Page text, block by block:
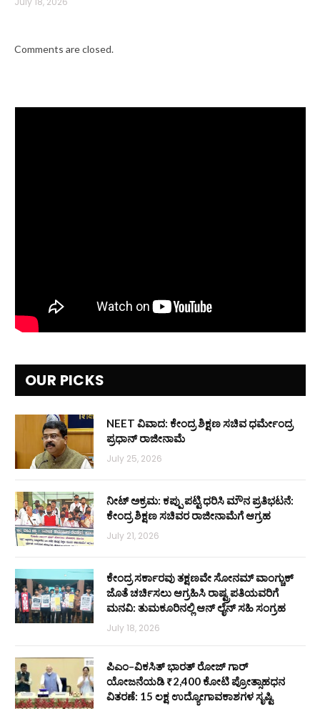
Comments are closed.
OUR PICKS
NEET ವಿವಾದ: ಕೇಂದ್ರ ಶಿಕ್ಷಣ ಸಚಿವ ಧರ್ಮೇಂದ್ರ
ಪ್ರಧಾನ್ ರಾಜೀನಾಮೆ
July 25, 2026
ನೀಟ್ ಅಕ್ರಮ: ಕಪ್ಪು ಪಟ್ಟಿ ಧರಿಸಿ ಮೌನ ಪ್ರತಿಭಟನೆ:
ಕೇಂದ್ರ ಶಿಕ್ಷಣ ಸಚಿವರ ರಾಜೀನಾಮೆಗೆ ಆಗ್ರಹ
July 21, 2026
ಕೇಂದ್ರ ಸರ್ಕಾರವು ತಕ್ಷಣವೇ ಸೋನಮ್ ವಾಂಗ್ಚುಕ್
ಜೊತೆ ಚರ್ಚಿಸಲು ಆಗ್ರಹಿಸಿ ರಾಷ್ಟ್ರಪತಿಯವರಿಗೆ
ಮನವಿ: ತುಮಕೂರಿನಲ್ಲಿ ಆನ್‌ ಲೈನ್ ಸಹಿ ಸಂಗ್ರಹ
July 18, 2026
ಪಿಎಂ–ವಿಕಸಿತ್ ಭಾರತ್ ರೋಜ್‌ ಗಾರ್
ಯೋಜನೆಯಡಿ ₹2,400 ಕೋಟಿ ಪ್ರೋತ್ಸಾಹಧನ
ವಿತರಣೆ: 15 ಲಕ್ಷ ಉದ್ಯೋಗಾವಕಾಶಗಳ ಸೃಷ್ಟಿ